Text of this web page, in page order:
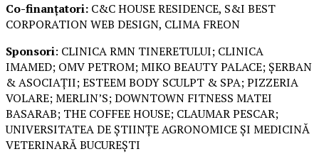
Co-finanțatori: C&C HOUSE RESIDENCE, S&I BEST
CORPORATION WEB DESIGN, CLIMA FREON
Sponsori: CLINICA RMN TINERETULUI; CLINICA
IMAMED; OMV PETROM; MIKO BEAUTY PALACE; ȘERBAN
& ASOCIAȚII; ESTEEM BODY SCULPT & SPA; PIZZERIA
VOLARE; MERLIN’S; DOWNTOWN FITNESS MATEI
BASARAB; THE COFFEE HOUSE; CLAUMAR PESCAR;
UNIVERSITATEA DE ȘTIINȚE AGRONOMICE ȘI MEDICINĂ
VETERINARĂ BUCUREȘTI